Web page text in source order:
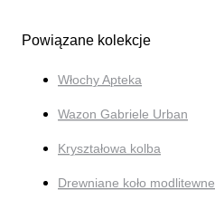
Powiązane kolekcje
Włochy Apteka
Wazon Gabriele Urban
Kryształowa kolba
Drewniane koło modlitewne